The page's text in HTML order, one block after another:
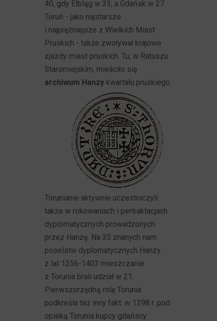
40, gdy Elbląg w 33, a Gdańsk w 27.
Toruń - jako najstarsze
i najprężniejsze z Wielkich Miast
Pruskich - także zwoływał krajowe
zjazdy miast pruskich. Tu, w Ratuszu
Staromiejskim, mieściło się
archiwum Hanzy kwartału pruskiego.
Torunianie aktywnie uczestniczyli
także w rokowaniach i pertraktacjach
dyplomatycznych prowadzonych
przez Hanzę. Na 35 znanych nam
poselstw dyplomatycznych Hanzy
z lat 1356-1403 mieszczanie
z Torunia brali udział w 21.
Pierwszorzędną rolę Torunia
podkreśla też inny fakt: w 1298 r. pod
opieką Torunia kupcy gdańscy